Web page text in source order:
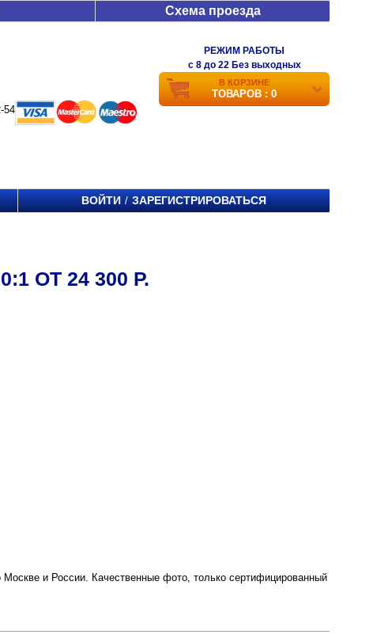
Схема проезда
54
РЕЖИМ РАБОТЫ
c 8 до 22 Без выходных
В КОРЗИНЕ
ТОВАРОВ : 0
ВОЙТИ / ЗАРЕГИСТРИРОВАТЬСЯ
ОТ 24 300 Р.
и России. Качественные фото, только сертифицированный